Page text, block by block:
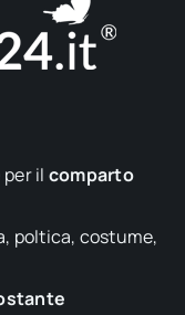
per il comparto
poltica, costume,